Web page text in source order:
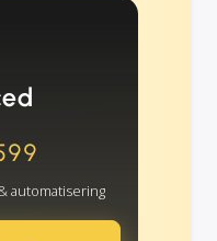
automatisering